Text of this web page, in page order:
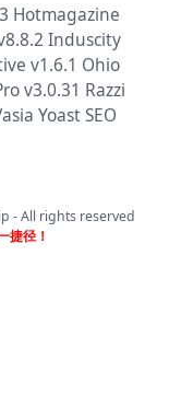
Hotmagazine
Induscity
v1.6.1 Ohio
v3.0.31 Razzi
Yoast SEO
- All rights reserved
捷径！